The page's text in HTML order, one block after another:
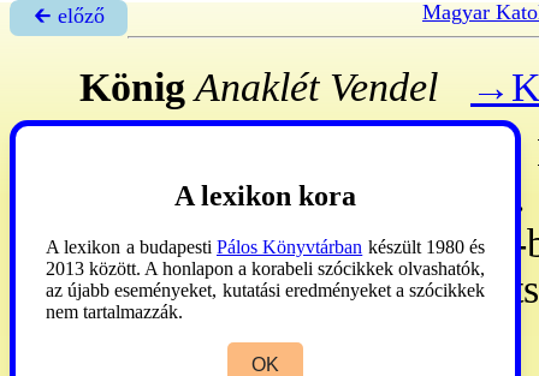
🡰 előző Magyar
König Anaklét Vendel
,
febr. 9.-Gyón, 1951.
Zsámbékon lépett a
Zsombolyán dolg. - A
szoc. otthonban élt. r.k.
A lexikon kora
A lexikon a budapesti Pálos Könyvtárban készült 1980 és
2013 között. A honlapon a korabeli szócikkek olvashatók,
az újabb eseményeket, kutatási eredményeket a szócikkek
nem tartalmazzák.
OK